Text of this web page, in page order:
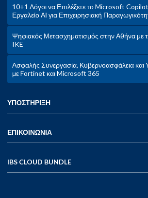
10+1 Λόγοι να Επιλέξετε το Microsoft
Εργαλείο ΑΙ για Επιχειρησιακή
Ψηφιακός Μετασχηματισμός στην Αθήνα με
IKE
Ασφαλής Συνεργασία, Κυβερνοασφάλεια και
με Fortinet και Microsoft 365
ΥΠΟΣΤΗΡΙΞΗ
ΕΠΙΚΟΙΝΩΝΙΑ
IBS CLOUD BUNDLE